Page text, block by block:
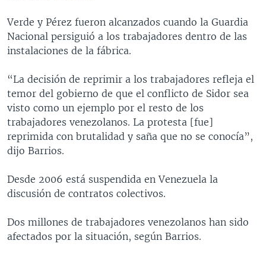
Verde y Pérez fueron alcanzados cuando la Guardia
Nacional persiguió a los trabajadores dentro de las
instalaciones de la fábrica.
“La decisión de reprimir a los trabajadores refleja el
temor del gobierno de que el conflicto de Sidor sea
visto como un ejemplo por el resto de los
trabajadores venezolanos. La protesta [fue]
reprimida con brutalidad y saña que no se conocía”,
dijo Barrios.
Desde 2006 está suspendida en Venezuela la
discusión de contratos colectivos.
Dos millones de trabajadores venezolanos han sido
afectados por la situación, según Barrios.